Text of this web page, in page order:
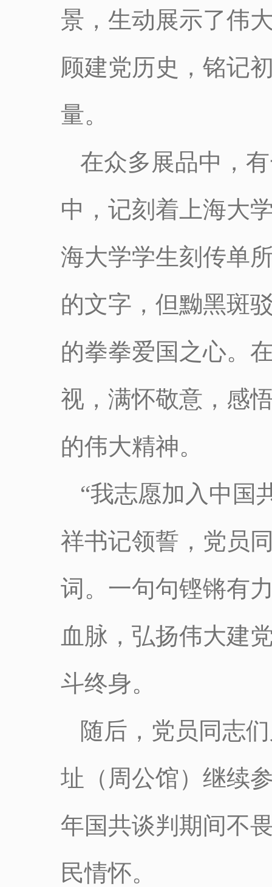
景，生动展示了伟
顾建党历史，铭记
量。
在众多展品中，
中，记刻着上海大
海大学学生刻传单
的文字，但黝黑斑
的拳拳爱国之心。
视，满怀敬意，感
的伟大精神。
“我志愿加入中
祥书记领誓，党员
词。一句句铿锵有
血脉，弘扬伟大建
斗终身。
随后，党员同志
址（周公馆）继续
年国共谈判期间不
民情怀。